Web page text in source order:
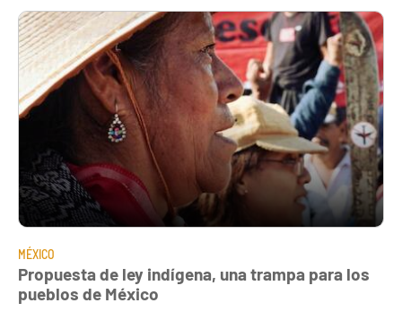
MÉXICO
Propuesta de ley indígena, una trampa para los
pueblos de México